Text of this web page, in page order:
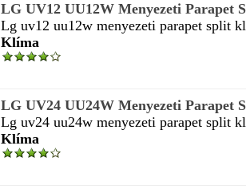
LG UV12 UU12W Menyezeti Parapet
Lg uv12 uu12w menyezeti parapet split
Klíma
LG UV24 UU24W Menyezeti Parapet
Lg uv24 uu24w menyezeti parapet split
Klíma